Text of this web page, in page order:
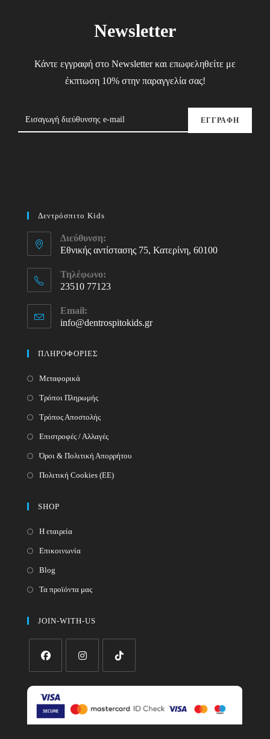
Newsletter
Κάντε εγγραφή στο Newsletter και επωφεληθείτε με
έκπτωση 10% στην παραγγελία σας!
ΕΓΓΡΑΦΗ
Δεντρόσπιτο Kids
Διεύθυνση:
Εθνικής αντίστασης 75, Κατερίνη, 60100
Τηλέφωνο:
23510 77123
in
your
Email:
info@dentrospitokids.grOpens
ΠΛΗΡΟΦΟΡΙΕΣ
Μεταφορικά
Τρόποι Πληρωμής
Τρόπος Αποστολής
Επιστροφές / Αλλαγές
Όροι & Πολιτική Απορρήτου
Πολιτική Cookies (ΕΕ)
SHOP
Η εταιρεία
Επικοινωνία
Blog
Τα προϊόντα μας
JOIN-WITH-US
new
new
a
new